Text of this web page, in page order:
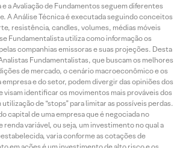
e a Avaliação de Fundamentos seguem diferentes
A Análise Técnica é executada seguindo conceitos
resistência, candles, volumes, médias móveis
Fundamentalista utiliza como informação os
companhias emissoras e suas projeções. Desta
Fundamentalistas, que buscam os melhores
de mercado, o cenário macroeconômico e os
e do setor, podem divergir das opiniões dos
visam identificar os movimentos mais prováveis dos
de “stops” para limitar as possíveis perdas.
capital de uma empresa que é negociada no
renda variável, ou seja, um investimento no qual a
varia conforme as cotações de